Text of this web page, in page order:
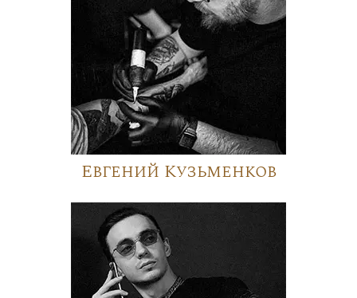
Евгений Кузьменков